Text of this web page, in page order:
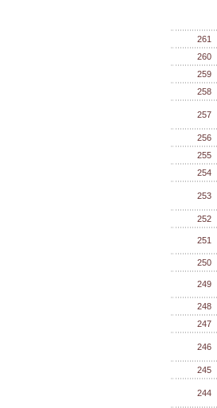
261
260
259
258
257
256
255
254
253
252
251
250
249
248
247
246
245
244